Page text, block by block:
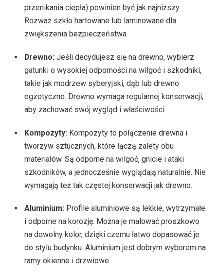
przenikania ciepła) powinien być jak najniższy.
Rozważ szkło hartowane lub laminowane dla
zwiększenia bezpieczeństwa.
Drewno: Jeśli decydujesz się na drewno, wybierz
gatunki o wysokiej odporności na wilgoć i szkodniki,
takie jak modrzew syberyjski, dąb lub drewno
egzotyczne. Drewno wymaga regularnej konserwacji,
aby zachować swój wygląd i właściwości.
Kompozyty: Kompozyty to połączenie drewna i
tworzyw sztucznych, które łączą zalety obu
materiałów. Są odporne na wilgoć, gnicie i ataki
szkodników, a jednocześnie wyglądają naturalnie. Nie
wymagają też tak częstej konserwacji jak drewno.
Aluminium: Profile aluminiowe są lekkie, wytrzymałe
i odporne na korozję. Można je malować proszkowo
na dowolny kolor, dzięki czemu łatwo dopasować je
do stylu budynku. Aluminium jest dobrym wyborem na
ramy okienne i drzwiowe.